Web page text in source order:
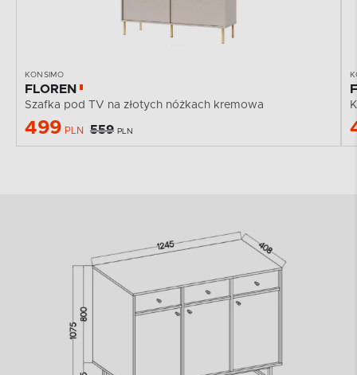
KONSIMO
FLOREN
Szafka pod TV na złotych nóżkach kremowa
499 PLN 559 PLN